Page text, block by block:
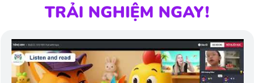
TRẢI NGHIỆM NGAY!